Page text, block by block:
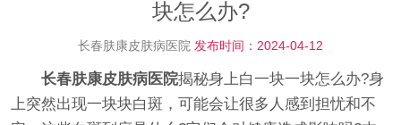
块怎么办?
长春肤康皮肤病医院 发布时间：2024-04-12
长春肤康皮肤病医院揭秘身上白一块一块怎么办?身
上突然出现一块块白斑，可能会让很多人感到担忧和不